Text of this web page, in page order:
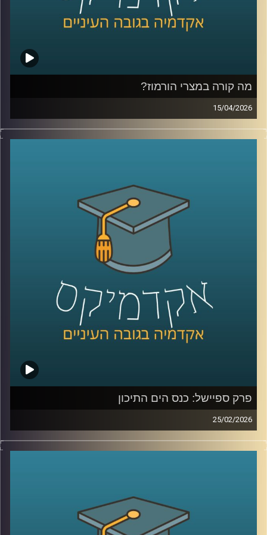
היום נדבר עם יונתן דייויס, סגן נשיא לקשרי חוץ וראש בית
הספר הבינלאומי ע״ש רפאל רקנאטי באוניברסיטת רייכמן,
מהשירות כחייל בודד בצנחנים, דרך שליחויות ברחבי העולם,
בברית המועצות לשעבר, בקייפטאון, בוסטון ורומא ועד
לעבודה יומיומית עם אלפי סטודנטים בינלאומיים, הוא רואה
מקרוב איך העולם משתנה, ואיך צעירים יהודים מקבלים
החלטות שמעצבות את העתיד שלהם.
אז מה באמת קורה היום בקמפוסים?
AudioVersity
מה קורה במצרי הורמוז?
15/04/2026
בשבועות האחרונים אנחנו שומעים אמירות דרמטיות סביב
מצרי הורמוז, דיבורים על מצור, איומים מצד איראן, ואפילו
אבל מה שמעניין הוא שלא צריך מלחמה בפועל כדי להזיז את
העולם, מספיק חשש.
איך מעבר ימי יחסית קטן מצליח להשפיע על מחירי האנרגיה,
על שרשראות אספקה, ובסוף גם על יוקר המחיה של כולנו?
ולמה גם מדינות שלא תלויות בו ישירות, עדיין מושפעות מכל
מה שקורה שם?
כדי להבין את כל זאת ועוד, נמצא איתנו היום אברי שכטר, מנהל
מכון ינאי לביטחון אנרגטי באוניברסיטת רייכמן
פרק ספיישל: כנס הים התיכון
25/02/2026
הקלטה מתוך השטח, מהכנס השמיני בנושא הים התיכון:
“כלכלה כחולה פורצת גבולות”, שהתקיים באוניברסיטת רייכמן .
כלכלה, ביטחון ושיתופי פעולה אזוריים.
בין מושבים על אנרגיה מתחדשת בים, חקלאות ימית, אצות